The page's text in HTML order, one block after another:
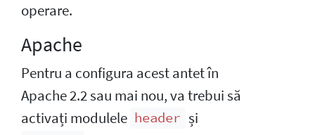
operare.
Apache
Pentru a configura acest antet în
Apache 2.2 sau mai nou, va trebui să
activați modulele header și